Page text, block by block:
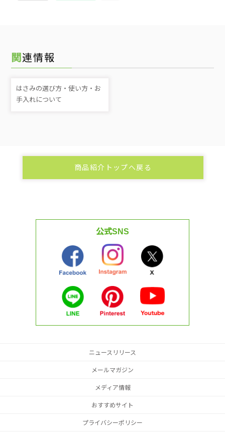
関連情報
はさみの選び方・使い方・お
手入れについて
商品紹介トップへ戻る
公式SNS
ニュースリリース
メールマガジン
メディア情報
おすすめサイト
プライバシーポリシー